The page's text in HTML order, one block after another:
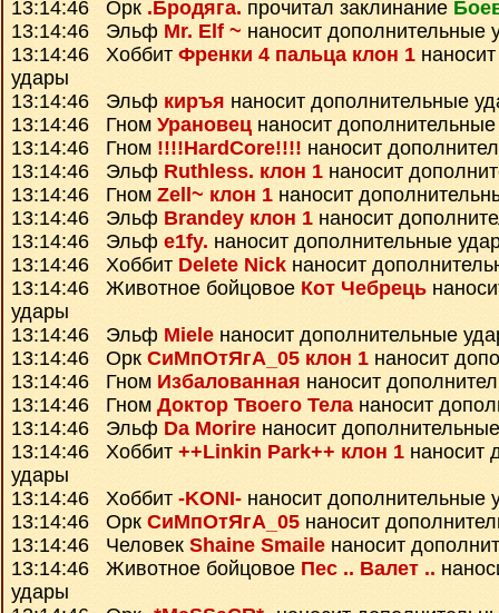
13:14:46 Орк .Бродяга. прочитал заклинание
13:14:46 Эльф Mr. Elf ~ наносит дополнительные
13:14:46 Хоббит Френки 4 пальца клон 1
удары
13:14:46 Эльф киръя наносит дополнительные
13:14:46 Гном Урановец наносит
13:14:46 Гном !!!!HardCore!!!! наносит
13:14:46 Эльф Ruthless. клон 1 наносит
13:14:46 Гном Zell~ клон 1 наносит
13:14:46 Эльф Brandey клон 1 наносит
13:14:46 Эльф e1fy. наносит дополнительные
13:14:46 Хоббит Delete Nick наносит
13:14:46 Животное бойцовое Кот Чебрець
удары
13:14:46 Эльф Miele наносит дополнительные
13:14:46 Орк СиМпОтЯгА_05 клон 1 наносит
13:14:46 Гном Избалованная наносит
13:14:46 Гном Доктор Твоего Тела наносит
13:14:46 Эльф Da Morire наносит
13:14:46 Хоббит ++Linkin Park++ клон 1 наносит
удары
13:14:46 Хоббит -KONI- наносит дополнительные
13:14:46 Орк СиМпОтЯгА_05 наносит
13:14:46 Человек Shaine Smaile наносит
13:14:46 Животное бойцовое Пес .. Валет ..
удары